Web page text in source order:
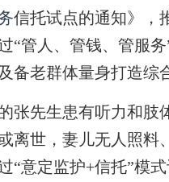
信托试点的通知》，
“管人、管钱、管服
备老群体量身打造综
先生患有听力和肢
离世，妻儿无人照料
“意定监护+信托”模